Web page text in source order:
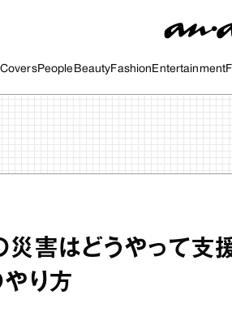
CoversPeople BeautyFashion Entertainment
災害はどうやって支
り方